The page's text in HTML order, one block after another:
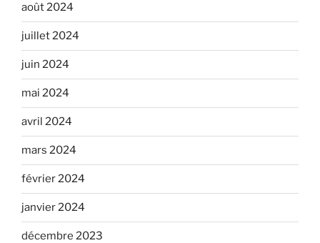
août 2024
juillet 2024
juin 2024
mai 2024
avril 2024
mars 2024
février 2024
janvier 2024
décembre 2023